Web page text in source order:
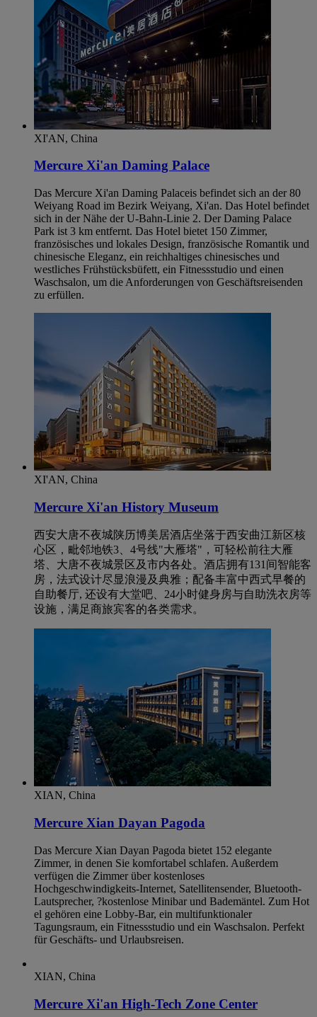
XI'AN, China
Mercure Xi'an Daming Palace
Das Mercure Xi'an Daming Palaceis befindet sich an der 80
Weiyang Road im Bezirk Weiyang, Xi'an. Das Hotel befindet
sich in der Nähe der U-Bahn-Linie 2. Der Daming Palace
Park ist 3 km entfernt. Das Hotel bietet 150 Zimmer,
französisches und lokales Design, französische Romantik und
chinesische Eleganz, ein reichhaltiges chinesisches und
westliches Frühstücksbüfett, ein Fitnessstudio und einen
Waschsalon, um die Anforderungen von Geschäftsreisenden
zu erfüllen.
XI'AN, China
Mercure Xi'an History Museum
西安大唐不夜城陕历博美居酒店坐落于西安曲江新区核
心区，毗邻地铁3、4号线"大雁塔"，可轻松前往大雁
塔、大唐不夜城景区及市内各处。酒店拥有131间智能客
房，法式设计尽显浪漫及典雅；配备丰富中西式早餐的
自助餐厅, 还设有大堂吧、24小时健身房与自助洗衣房等
设施，满足商旅宾客的各类需求。
XIAN, China
Mercure Xian Dayan Pagoda
Das Mercure Xian Dayan Pagoda bietet 152 elegante
Zimmer, in denen Sie komfortabel schlafen. Außerdem
verfügen die Zimmer über kostenloses
Hochgeschwindigkeits-Internet, Satellitensender, Bluetooth-
Lautsprecher, ?kostenlose Minibar und Bademäntel. Zum Hot
el gehören eine Lobby-Bar, ein multifunktionaler
Tagungsraum, ein Fitnessstudio und ein Waschsalon. Perfekt
für Geschäfts- und Urlaubsreisen.
XIAN, China
Mercure Xi'an High-Tech Zone Center